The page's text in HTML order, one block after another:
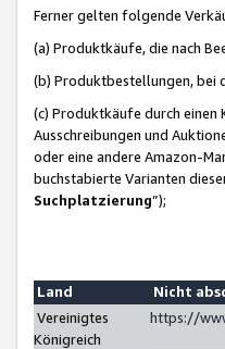
Ferner gelten folgende
(a) Produktkäufe, die nach
(b) Produktbestellungen, bei
(c) Produktkäufe durch einen
Ausschreibungen und
oder eine andere Amazon-
buchstabierte Varianten
Suchplatzierung”);
Land
Nicht
Vereinigtes
Königreich
https://